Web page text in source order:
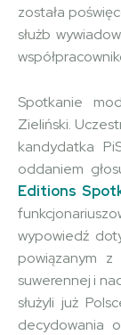
została
służb
Spotkanie
Zieliński.
kandydatka
oddaniem
Editions
wypowiedź
powiązanym
suwerennej i
służyli już
decydowania